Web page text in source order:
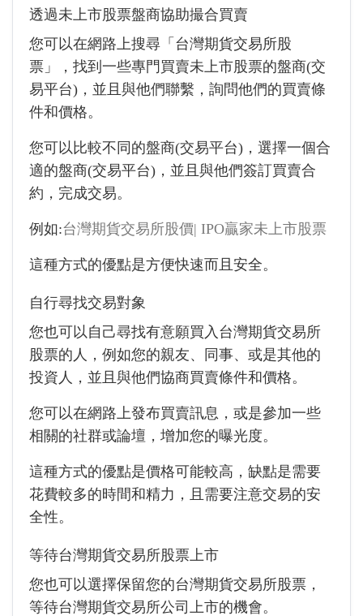
透過未上市股票盤商協助撮合買賣
您可以在網路上搜尋「台灣期貨交易所股
票」，找到一些專門買賣未上市股票的盤商(交
易平台)，並且與他們聯繫，詢問他們的買賣條
件和價格。
您可以比較不同的盤商(交易平台)，選擇一個合
適的盤商(交易平台)，並且與他們簽訂買賣合
約，完成交易。
例如:台灣期貨交易所股價| IPO贏家未上市股票
這種方式的優點是方便快速而且安全。
自行尋找交易對象
您也可以自己尋找有意願買入台灣期貨交易所
股票的人，例如您的親友、同事、或是其他的
投資人，並且與他們協商買賣條件和價格。
您可以在網路上發布買賣訊息，或是參加一些
相關的社群或論壇，增加您的曝光度。
這種方式的優點是價格可能較高，缺點是需要
花費較多的時間和精力，且需要注意交易的安
全性。
等待台灣期貨交易所股票上市
您也可以選擇保留您的台灣期貨交易所股票，
等待台灣期貨交易所公司上市的機會。